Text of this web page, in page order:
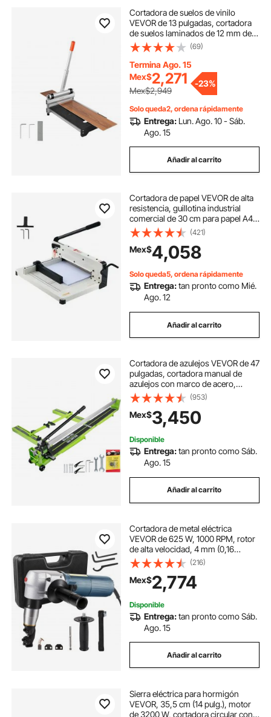
Cortadora de suelos de vinilo
VEVOR de 13 pulgadas, cortadora
de suelos laminados de 12 mm de
grosor con ángulos ajustables de
15°/30°/45°, ruedas flexibles,
mango telescópico, apta para
ciertas maderas de ingeniería, LVT,
VCT, SPC, LVP, WPC.
(69)
Termina Ago. 15
Mex$2,271
Mex$2,949
-23%
Solo queda2, ordena rápidamente
Entrega: Lun. Ago. 10 - Sáb.
Ago. 15
Añadir al carrito
Cortadora de papel VEVOR de alta
resistencia, guillotina industrial
comercial de 30 cm para papel A4,
capacidad para 400 hojas,
construcción de acero sólido,
cortadora de papel apilado para
oficina, hogar, escuela, tienda,
color blanco
(421)
Mex$4,058
Solo queda5, ordena rápidamente
Entrega:tan pronto como Mié.
Ago. 12
Añadir al carrito
Cortadora de azulejos VEVOR de 47
pulgadas, cortadora manual de
azulejos con marco de acero,
máquina cortadora de azulejos con
guía láser y cortador de repuesto,
herramienta manual para cortar
azulejos de porcelana y cerámica
con precisión.
(953)
Mex$3,450
Disponible
Entrega:tan pronto como Sáb.
Ago. 15
Añadir al carrito
Cortadora de metal eléctrica
VEVOR de 625 W, 1000 RPM, rotor
de alta velocidad, 4 mm (0,16
pulgadas), 110 V, cuchillas
reemplazables, estuche de
almacenamiento, para cortar chapa
metálica, acero inoxidable y
aluminio.
(216)
Mex$2,774
Disponible
Entrega:tan pronto como Sáb.
Ago. 15
Añadir al carrito
Sierra eléctrica para hormigón
VEVOR, 35,5 cm (14 pulg.), motor
de 3200 W, cortadora circular con